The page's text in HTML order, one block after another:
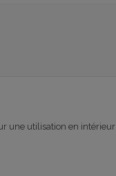
utilisation en